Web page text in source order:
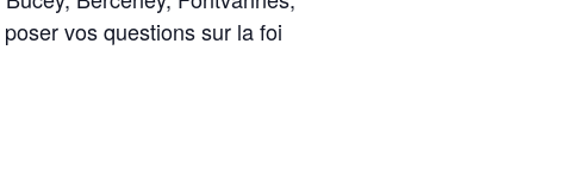
vos questions sur la foi